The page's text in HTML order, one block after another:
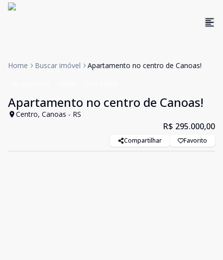
Home Buscar imóvel Apartamento no centro de Canoas!
Apartamento no centro de Canoas!
Centro, Canoas - RS
R$ 295.000,00
Compartilhar Favorito